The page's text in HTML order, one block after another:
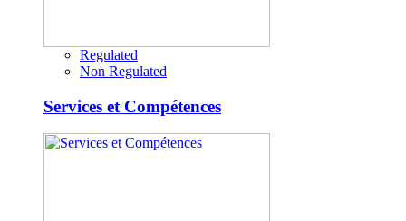
Regulated
Non Regulated
Services et Compétences